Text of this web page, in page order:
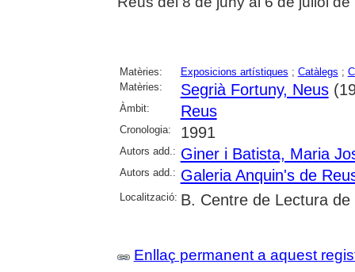
Matèries: Exposicions artístiques ; Catàlegs ;
Matèries:
Segrià Fortuny, Neus
Àmbit: Reus
Cronologia: 1991
Autors add.: Giner i Batista, Maria
Autors add.: Galeria Anquin's de
Localització: B. Centre de Lectura de
Enllaç permanent a aquest